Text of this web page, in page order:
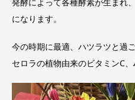
になります。
今の時期に最適、ハツラツと過
セロラの植物由来のビタミンC、